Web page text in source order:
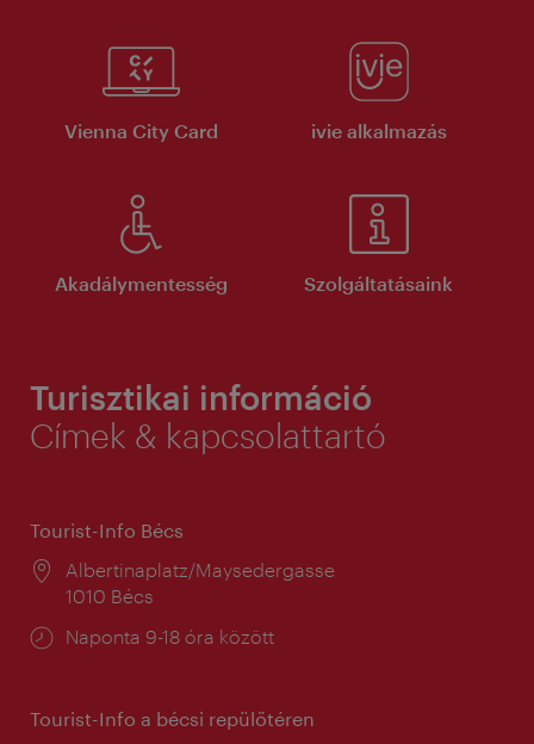
Vienna City Card ivie alkalmazás
Akadálymentesség Szolgáltatásaink
Turisztikai információ
Címek & kapcsolattartó
Tourist-Info Bécs
Helyszín:
Albertinaplatz/Maysedergasse
1010 Bécs
Nyitva
Naponta 9-18 óra között
Tourist-Info a bécsi repülőtéren